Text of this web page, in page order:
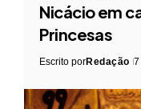
Nicácio em
Princesas
Escrito porRedação 7